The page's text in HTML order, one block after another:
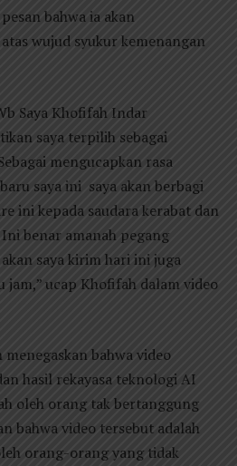
bahwa ia akan
wujud syukur kemenangan
Saya Khofifah Indar
saya terpilih sebagai
mengucapkan rasa
saya ini saya akan berbagi
ini kepada saudara kerabat dan
benar amanah pegang
saya kirim hari ini juga
jam,” ucap Khofifah dalam video
bahwa video
hasil rekayasa teknologi AI
oleh orang tak bertanggung
bahwa video tersebut adalah
orang-orang yang tidak